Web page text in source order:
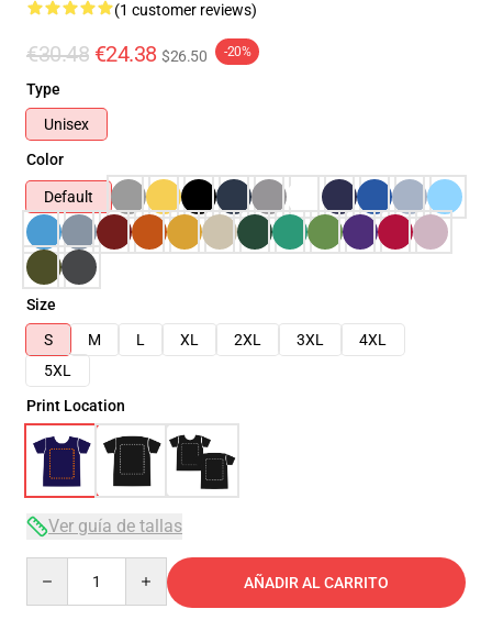
(1 customer reviews)
€30.48 €24.38 $26.50 -20%
Type
Unisex
Color
Default
Size
S
M L XL 2XL 3XL
4XL
5XL
Print Location
Ver guía de tallas
AÑADIR AL CARRITO